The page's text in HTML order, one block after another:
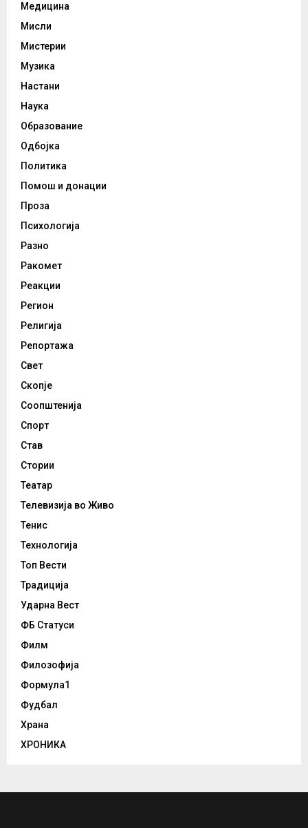
Медицина
Мисли
Мистерии
Музика
Настани
Наука
Образование
Одбојка
Политика
Помош и донации
Проза
Психологија
Разно
Ракомет
Реакции
Регион
Религија
Репортажа
Свет
Скопје
Соопштенија
Спорт
Став
Стории
Театар
Телевизија во Живо
Тенис
Технологија
Топ Вести
Традиција
Ударна Вест
ФБ Статуси
Филм
Филозофија
Формула1
Фудбал
Храна
ХРОНИКА